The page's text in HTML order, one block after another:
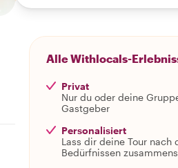
Alle Withlocals-
Privat
Nur du oder deine
Gastgeber
Personalisiert
Lass dir deine Tour nach
Bedürfnissen